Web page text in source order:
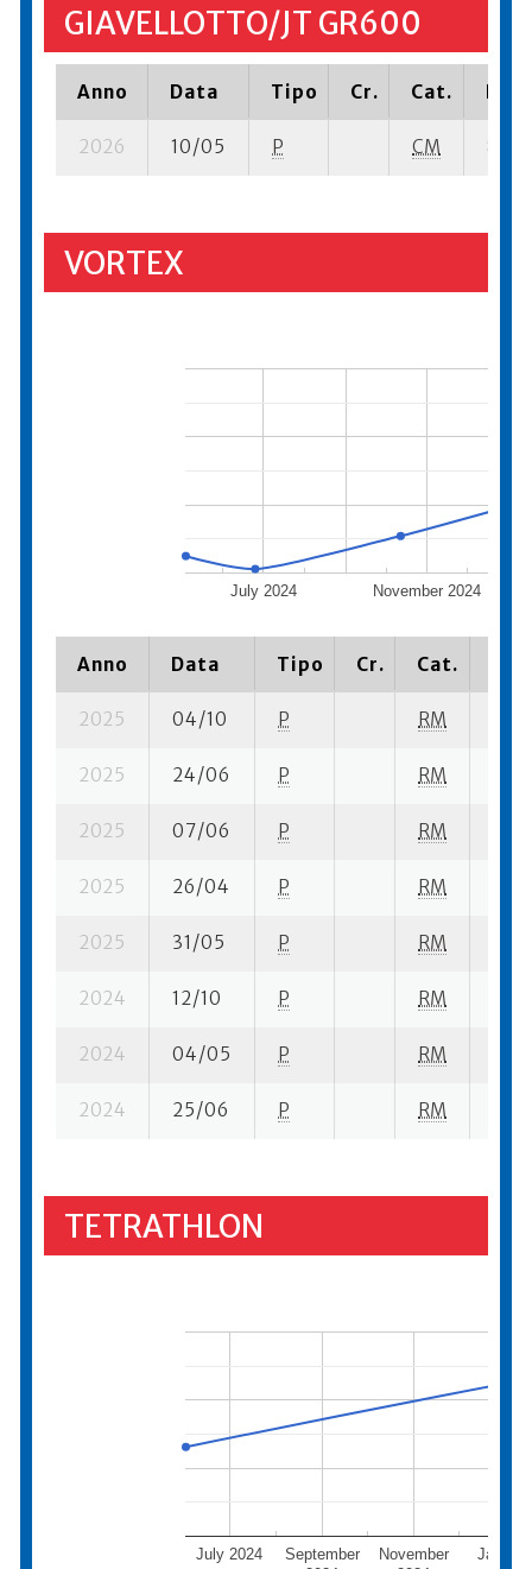
GIAVELLOTTO/JT GR600
Anno Data Tipo Cr. Cat.
2026 10/05 P CM 8 su-
VORTEX
July 2024 November 2024
Anno Data Tipo Cr. Cat.
2025 04/10 P RM
2025 24/06 P RM
2025 07/06 P RM
2025 26/04 P RM
2025 31/05 P RM
2024 12/10 P RM
2024 04/05 P RM
2024 25/06 P RM
TETRATHLON
July 2024
September
November
January